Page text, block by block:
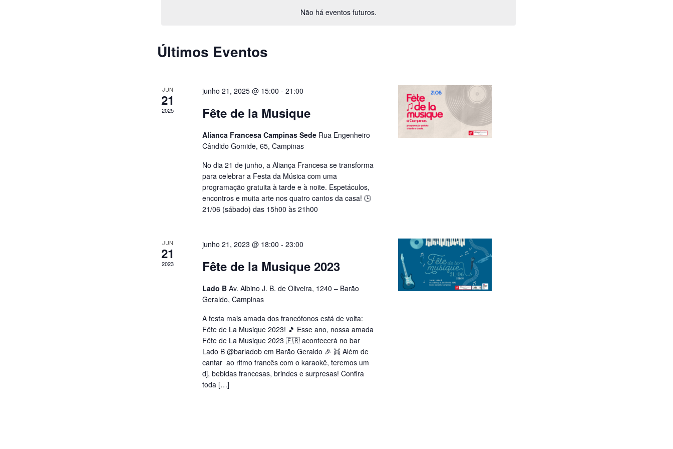
Não há eventos futuros.
Últimos Eventos
JUN
21
2025
junho 21, 2025 @ 15:00 - 21:00
Fête de la Musique
Alianca Francesa Campinas Sede Rua Engenheiro
Cândido Gomide, 65, Campinas
No dia 21 de junho, a Aliança Francesa se transforma
para celebrar a Festa da Música com uma
programação gratuita à tarde e à noite. Espetáculos,
encontros e muita arte nos quatro cantos da casa! 🕒
21/06 (sábado) das 15h00 às 21h00
JUN
21
2023
junho 21, 2023 @ 18:00 - 23:00
Fête de la Musique 2023
Lado B Av. Albino J. B. de Oliveira, 1240 – Barão
Geraldo, Campinas
A festa mais amada dos francófonos está de volta:
Fête de La Musique 2023! 🎵 Esse ano, nossa amada
Fête de La Musique 2023 🇫🇷 acontecerá no bar
Lado B @barladob em Barão Geraldo 🎉 👯 Além de
cantar ao ritmo francês com o karaokê, teremos um
dj, bebidas francesas, brindes e surpresas! Confira
toda […]